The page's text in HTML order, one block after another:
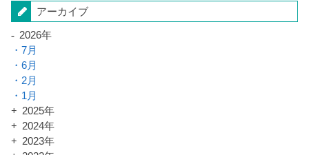
アーカイブ
2026年
7月
6月
2月
1月
2025年
2024年
2023年